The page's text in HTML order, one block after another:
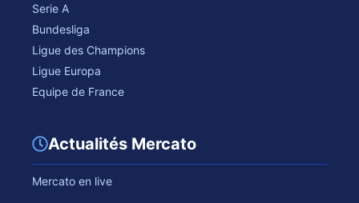
Serie A
Bundesliga
Ligue des Champions
Ligue Europa
Equipe de France
Actualités Mercato
Mercato en live